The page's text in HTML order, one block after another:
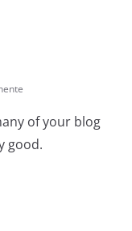
of your blog
good.